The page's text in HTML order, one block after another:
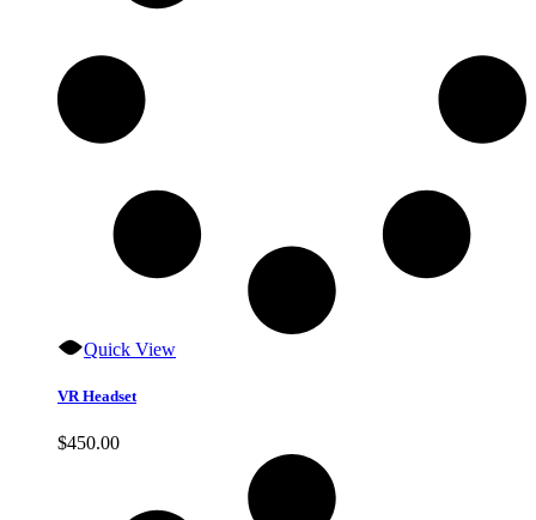
Quick View
VR Headset
$450.00